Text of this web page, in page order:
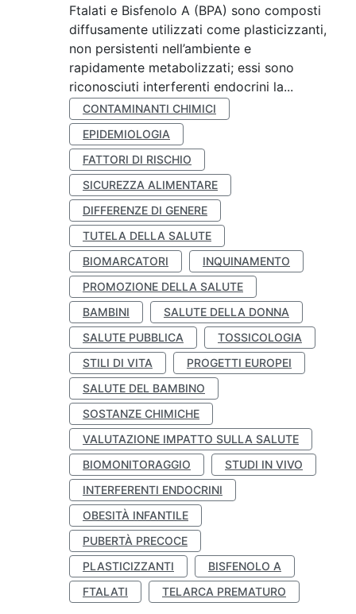
Ftalati e Bisfenolo A (BPA) sono composti
diffusamente utilizzati come plasticizzanti,
non persistenti nell’ambiente e
rapidamente metabolizzati; essi sono
riconosciuti interferenti endocrini la...
CONTAMINANTI CHIMICI
EPIDEMIOLOGIA
FATTORI DI RISCHIO
SICUREZZA ALIMENTARE
DIFFERENZE DI GENERE
TUTELA DELLA SALUTE
BIOMARCATORI
INQUINAMENTO
PROMOZIONE DELLA SALUTE
BAMBINI
SALUTE DELLA DONNA
SALUTE PUBBLICA
TOSSICOLOGIA
STILI DI VITA
PROGETTI EUROPEI
SALUTE DEL BAMBINO
SOSTANZE CHIMICHE
VALUTAZIONE IMPATTO SULLA SALUTE
BIOMONITORAGGIO
STUDI IN VIVO
INTERFERENTI ENDOCRINI
OBESITÀ INFANTILE
PUBERTÀ PRECOCE
PLASTICIZZANTI
BISFENOLO A
FTALATI
TELARCA PREMATURO